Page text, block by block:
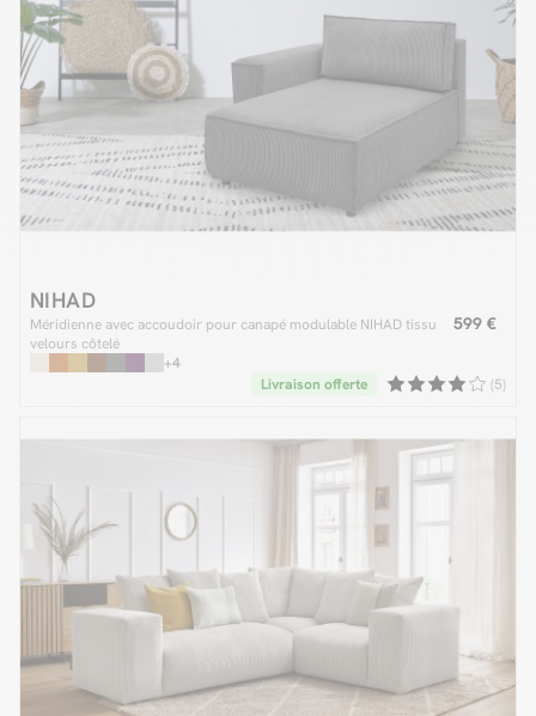
NIHAD
Méridienne avec accoudoir pour canapé modulable NIHAD tissu
velours côtelé
599 €
+4
(5)
Livraison offerte